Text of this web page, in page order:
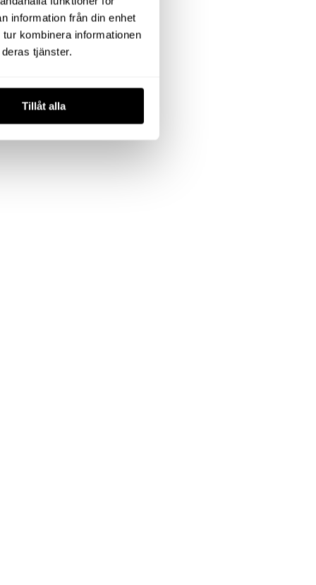
information från din enhet
kombinera informationen
tjänster.
Tillåt alla